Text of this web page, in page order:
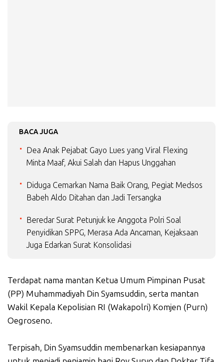
BACA JUGA
Dea Anak Pejabat Gayo Lues yang Viral Flexing
Minta Maaf, Akui Salah dan Hapus Unggahan
Diduga Cemarkan Nama Baik Orang, Pegiat Medsos
Babeh Aldo Ditahan dan Jadi Tersangka
Beredar Surat Petunjuk ke Anggota Polri Soal
Penyidikan SPPG, Merasa Ada Ancaman, Kejaksaan
Juga Edarkan Surat Konsolidasi
Terdapat nama mantan Ketua Umum Pimpinan Pusat
(PP) Muhammadiyah Din Syamsuddin, serta mantan
Wakil Kepala Kepolisian RI (Wakapolri) Komjen (Purn)
Oegroseno.
Terpisah, Din Syamsuddin membenarkan kesiapannya